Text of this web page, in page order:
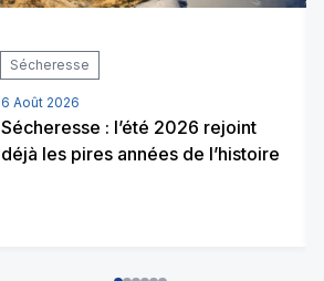
Sécheresse
6 Août 2026
Sécheresse : l’été 2026 rejoint
déjà les pires années de l’histoire